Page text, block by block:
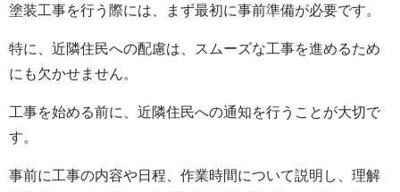
塗装工事を行う際には、まず最初に事前準備が必要です。
特に、近隣住民への配慮は、スムーズな工事を進めるため
にも欠かせません。
工事を始める前に、近隣住民への通知を行うことが大切で
す。
事前に工事の内容や日程、作業時間について説明し、理解